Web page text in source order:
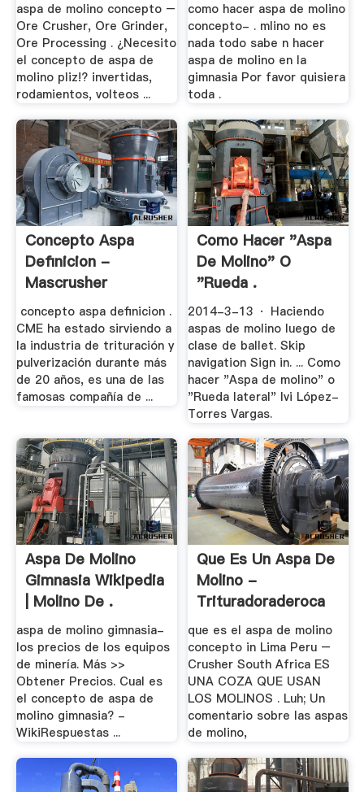
aspa de molino concepto –
Ore Crusher, Ore Grinder,
Ore Processing . ¿Necesito
el concepto de aspa de
molino pliz!? invertidas,
rodamientos, volteos ...
como hacer aspa de molino
concepto- . mlino no es
nada todo sabe n hacer
aspa de molino en la
gimnasia Por favor quisiera
toda .
Concepto Aspa
Definicion -
Mascrusher
concepto aspa definicion .
CME ha estado sirviendo a
la industria de trituración y
pulverización durante más
de 20 años, es una de las
famosas compañía de ...
Como Hacer "Aspa
De Molino" O
"Rueda .
2014-3-13 · Haciendo
aspas de molino luego de
clase de ballet. Skip
navigation Sign in. ... Como
hacer "Aspa de molino" o
"Rueda lateral" Ivi López-
Torres Vargas.
Aspa De Molino
Gimnasia Wikipedia
| Molino De .
aspa de molino gimnasia-
los precios de los equipos
de minería. Más >>
Obtener Precios. Cual es
el concepto de aspa de
molino gimnasia? -
WikiRespuestas ...
Que Es Un Aspa De
Molino -
Trituradoraderoca
que es el aspa de molino
concepto in Lima Peru –
Crusher South Africa ES
UNA COZA QUE USAN
LOS MOLINOS . Luh; Un
comentario sobre las aspas
de molino,